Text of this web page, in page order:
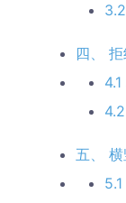
四、
五、